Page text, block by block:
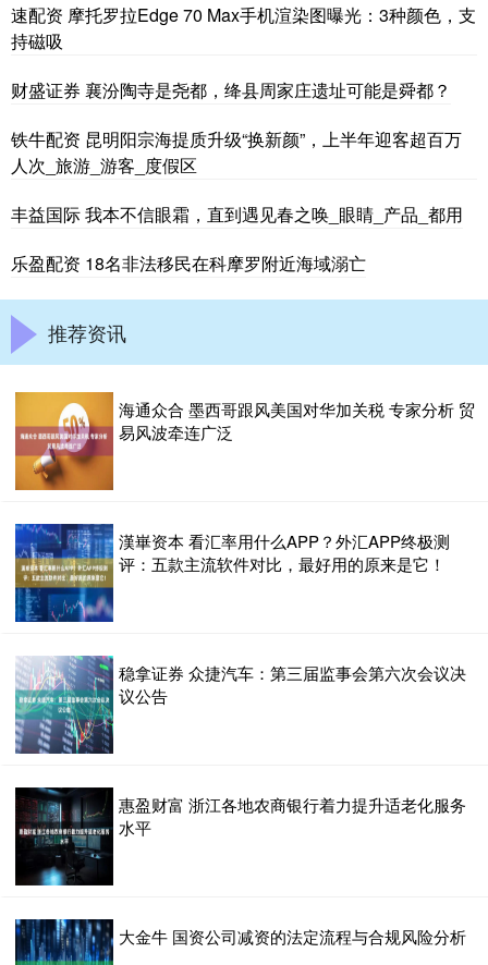
速配资 摩托罗拉Edge 70 Max手机渲染图曝光：3种颜色，支
持磁吸
财盛证券 襄汾陶寺是尧都，绛县周家庄遗址可能是舜都？
铁牛配资 昆明阳宗海提质升级“换新颜”，上半年迎客超百万
人次_旅游_游客_度假区
丰益国际 我本不信眼霜，直到遇见春之唤_眼睛_产品_都用
乐盈配资 18名非法移民在科摩罗附近海域溺亡
推荐资讯
海通众合 墨西哥跟风美国对华加关税 专家分析 贸
易风波牵连广泛
漢崋资本 看汇率用什么APP？外汇APP终极测
评：五款主流软件对比，最好用的原来是它！
稳拿证券 众捷汽车：第三届监事会第六次会议决
议公告
惠盈财富 浙江各地农商银行着力提升适老化服务
水平
大金牛 国资公司减资的法定流程与合规风险分析